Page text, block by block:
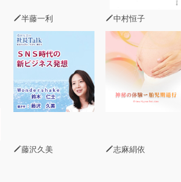
半藤一利 中村恒子
藤沢久美 志麻絹依